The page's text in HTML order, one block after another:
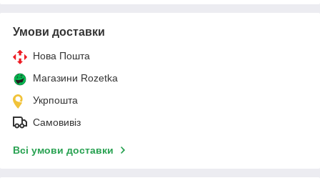
Умови доставки
Нова Пошта
Магазини Rozetka
Укрпошта
Самовивіз
Всі умови доставки